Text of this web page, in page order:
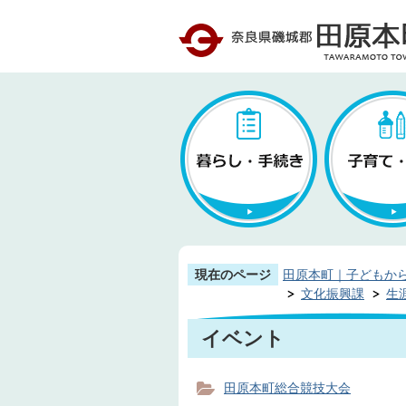
現在のページ
田原本町｜子どもか
文化振興課
生
イベント
田原本町総合競技大会